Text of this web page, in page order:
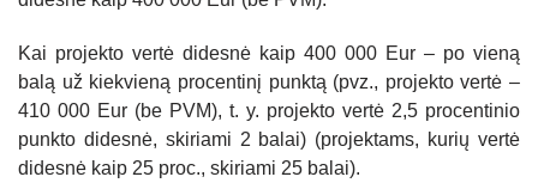
Kai projekto vertė didesnė kaip 400 000 Eur – po vieną
balą už kiekvieną procentinį punktą (pvz., projekto vertė –
410 000 Eur (be PVM), t. y. projekto vertė 2,5 procentinio
punkto didesnė, skiriami 2 balai) (projektams, kurių vertė
didesnė kaip 25 proc., skiriami 25 balai).